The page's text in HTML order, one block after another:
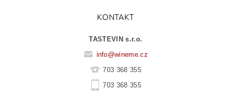
KONTAKT
TASTEVIN s.r.o.
info@wineme.cz
703 368 355
703 368 355